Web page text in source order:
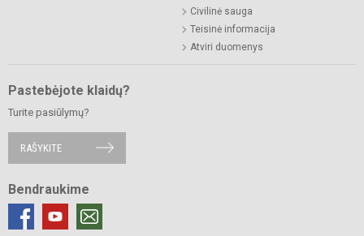
Civilinė sauga
Teisinė informacija
Atviri duomenys
Pastebėjote klaidų?
Turite pasiūlymų?
RAŠYKITE
Bendraukime